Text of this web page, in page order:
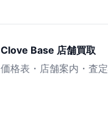
Clove Base 店舗買取
価格表・店舗案内・査